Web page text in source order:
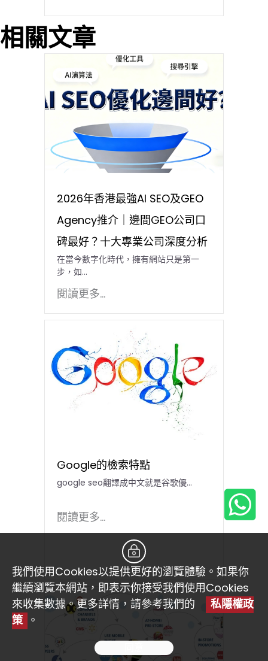
相關文章
2026年香港最強AI SEO及GEO
Agency推介｜邊間GEO公司口
碑最好？十大專業公司深度分析
在當今數字化時代，擁有網站只是第一
步，如…
閱讀更多...
Google的檢索特點
google seo翻譯成中文就是谷歌優...
閱讀更多...
我們使用Cookies以提供更好的瀏覽體驗。如果你
繼續瀏覽本網站，即表示你接受我們使用Cookies
來收集數據。更多詳情，請參考我們的
私隱權政
策 。